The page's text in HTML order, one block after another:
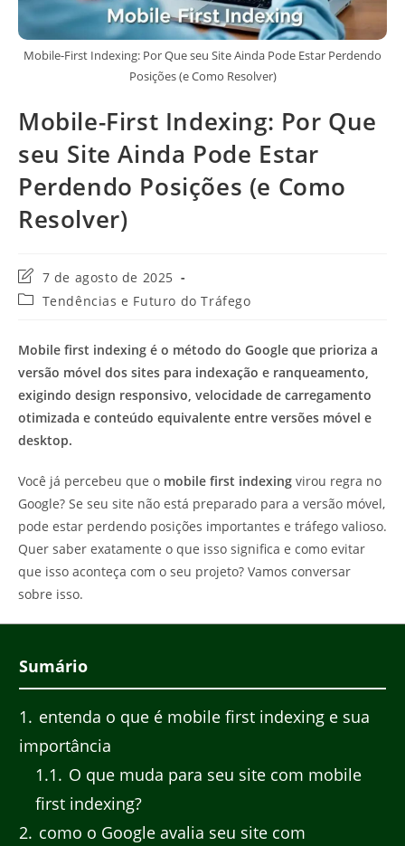
Mobile-First Indexing: Por Que seu Site Ainda Pode Estar Perdendo
Posições (e Como Resolver)
Mobile-First Indexing: Por Que
seu Site Ainda Pode Estar
Perdendo Posições (e Como
Resolver)
Última
modificação
7 de agosto de 2025
Categoria
Tendências e Futuro do Tráfego
Mobile first indexing é o método do Google que prioriza a
versão móvel dos sites para indexação e ranqueamento,
exigindo design responsivo, velocidade de carregamento
otimizada e conteúdo equivalente entre versões móvel e
desktop.
Você já percebeu que o mobile first indexing virou regra no
Google? Se seu site não está preparado para a versão móvel,
pode estar perdendo posições importantes e tráfego valioso.
Quer saber exatamente o que isso significa e como evitar
que isso aconteça com o seu projeto? Vamos conversar
sobre isso.
Sumário
1
entenda o que é mobile first indexing e sua
importância
1.1
O que muda para seu site com mobile
first indexing?
2 como o Google avalia seu site com